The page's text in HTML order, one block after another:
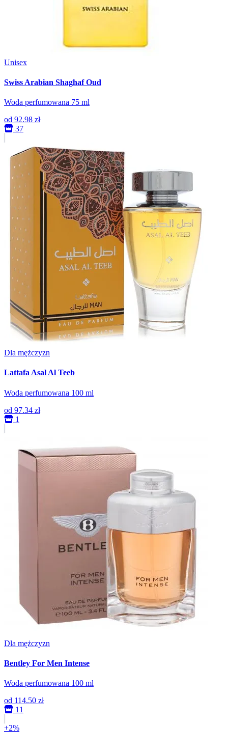
Unisex
Swiss Arabian Shaghaf Oud
Woda perfumowana 75 ml
od 92.98 zł
37
Dla mężczyzn
Lattafa Asal Al Teeb
Woda perfumowana 100 ml
od 97.34 zł
1
Dla mężczyzn
Bentley For Men Intense
Woda perfumowana 100 ml
od 114.50 zł
11
+2%